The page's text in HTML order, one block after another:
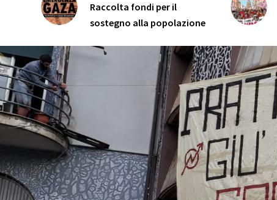
Raccolta fondi per il
sostegno alla popolazione